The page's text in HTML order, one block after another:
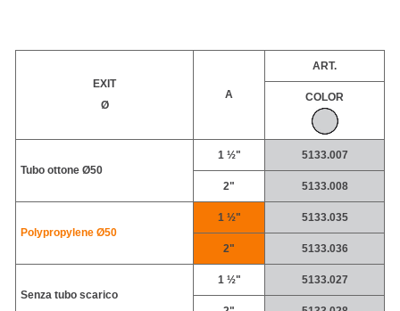
EXIT
Ø
A
ART.
COLOR
Tubo ottone Ø50
1 ½" 5133.007
2" 5133.008
Polypropylene Ø50
1 ½" 5133.035
2" 5133.036
Senza tubo scarico
1 ½" 5133.027